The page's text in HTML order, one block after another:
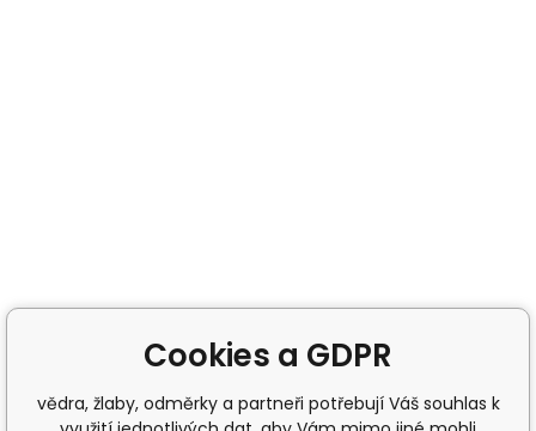
Cookies a GDPR
vědra, žlaby, odměrky a partneři potřebují Váš souhlas k